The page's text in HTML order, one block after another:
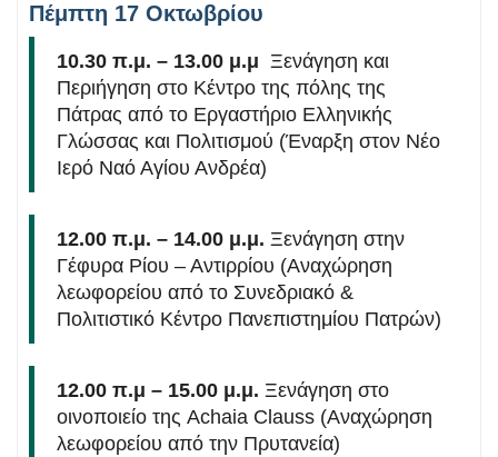
Πέμπτη 17 Οκτωβρίου
10.30 π.μ. – 13.00 μ.μ Ξενάγηση και
Περιήγηση στο Κέντρο της πόλης της
Πάτρας από το Εργαστήριο Ελληνικής
Γλώσσας και Πολιτισμού (Έναρξη στον Νέο
Ιερό Ναό Αγίου Ανδρέα)
12.00 π.μ. – 14.00 μ.μ. Ξενάγηση στην
Γέφυρα Ρίου – Αντιρρίου (Αναχώρηση
λεωφορείου από το Συνεδριακό &
Πολιτιστικό Κέντρο Πανεπιστημίου Πατρών)
12.00 π.μ – 15.00 μ.μ. Ξενάγηση στο
οινοποιείο της Achaia Clauss (Αναχώρηση
λεωφορείου από την Πρυτανεία)